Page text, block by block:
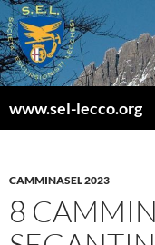
Vai
al
contenuto
www.sel-lecco.org
CAMMINASEL 2023
8